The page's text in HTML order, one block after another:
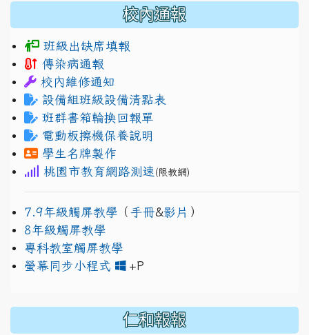
校內通報
班級出缺席填報
傳染病通報
校內維修通知
設備組班級設備清點表
班群書箱輪換回報單
電動板擦機保養說明
學生名牌製作
桃園市教育網路測速 (限教網)
7.9年級觸屏教學 （ 手冊&影片 ）
8年級觸屏教學
專科教室觸屏教學
螢幕同步小程式
+P
仁和報報